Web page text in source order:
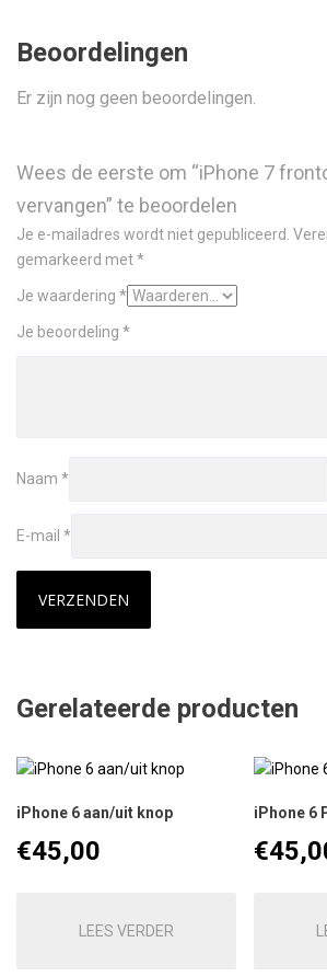
Beoordelingen
Er zijn nog geen beoordelingen.
Wees de eerste om “iPhone 7
vervangen” te beoordelen
Je e-mailadres wordt niet gepubliceerd.
gemarkeerd met*
Je waardering *
Je beoordeling *
Naam *
E-mail *
Gerelateerde producten
iPhone 6 aan/uit knop
€45,00
LEES VERDER
iPhone 6
€